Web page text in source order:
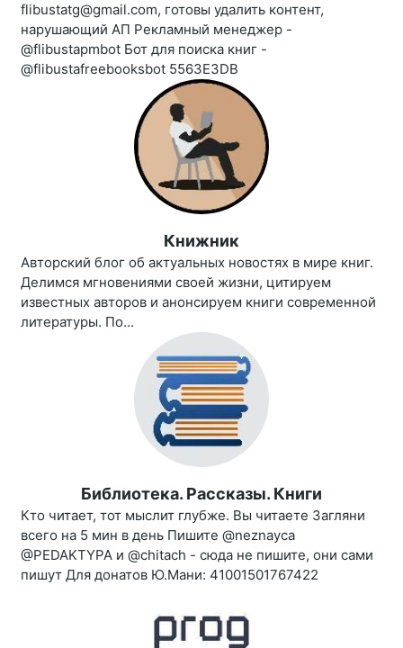
flibustatg@gmail.com, готовы удалить контент,
нарушающий АП Рекламный менеджер -
@flibustapmbot Бот для поиска книг -
@flibustafreebooksbot 5563E3DB
Книжник
Авторский блог об актуальных новостях в мире книг.
Делимся мгновениями своей жизни, цитируем
известных авторов и анонсируем книги современной
литературы. По...
Библиотека. Рассказы. Книги
Кто читает, тот мыслит глубже. Вы читаете Загляни
всего на 5 мин в день Пишите @neznayca
@PEDAKTYPA и @chitach - сюда не пишите, они сами
пишут Для донатов Ю.Мани: 41001501767422